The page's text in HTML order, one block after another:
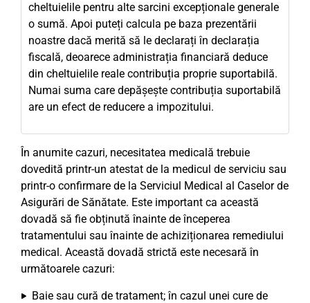
cheltuielile pentru alte sarcini excepționale generale
o sumă. Apoi puteți calcula pe baza prezentării
noastre dacă merită să le declarați în declarația
fiscală, deoarece administrația financiară deduce
din cheltuielile reale contribuția proprie suportabilă.
Numai suma care depășește contribuția suportabilă
are un efect de reducere a impozitului.
În anumite cazuri, necesitatea medicală trebuie
dovedită printr-un atestat de la medicul de serviciu sau
printr-o confirmare de la Serviciul Medical al Caselor de
Asigurări de Sănătate. Este important ca această
dovadă să fie obținută înainte de începerea
tratamentului sau înainte de achiziționarea remediului
medical. Această dovadă strictă este necesară în
următoarele cazuri:
Baie sau cură de tratament; în cazul unei cure de